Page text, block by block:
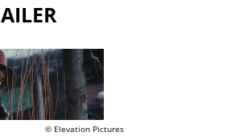
© Elevation Pictures